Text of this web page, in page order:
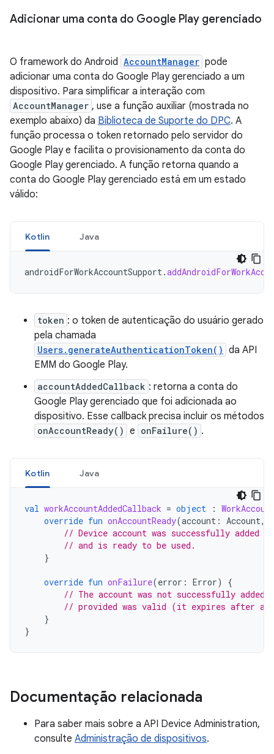
Adicionar uma conta do Google Play gerenciado
O framework do Android AccountManager pode
adicionar uma conta do Google Play gerenciado a um
dispositivo. Para simplificar a interação com
AccountManager , use a função auxiliar (mostrada no
exemplo abaixo) da Biblioteca de Suporte do DPC. A
função processa o token retornado pelo servidor do
Google Play e facilita o provisionamento da conta do
Google Play gerenciado. A função retorna quando a
conta do Google Play gerenciado está em um estado
válido:
Kotlin Java
androidForWorkAccountSupport.
token : o token de autenticação do usuário gerado
pela chamada
Users.generateAuthenticationToken() da API
EMM do Google Play.
accountAddedCallback : retorna a conta do
Google Play gerenciado que foi adicionada ao
dispositivo. Esse callback precisa incluir os métodos
onAccountReady() e onFailure() .
Kotlin Java
val workAccountAddedCallback = object :
override fun onAccountReady(account : Account,
// Device account was successfully added
// and is ready to be used.
}
override fun onFailure(error : Error)
{
// The account was not successfully
// provided was valid (it expires after a
}
}
Documentação relacionada
Para saber mais sobre a API Device Administration,
consulte Administração de dispositivos.